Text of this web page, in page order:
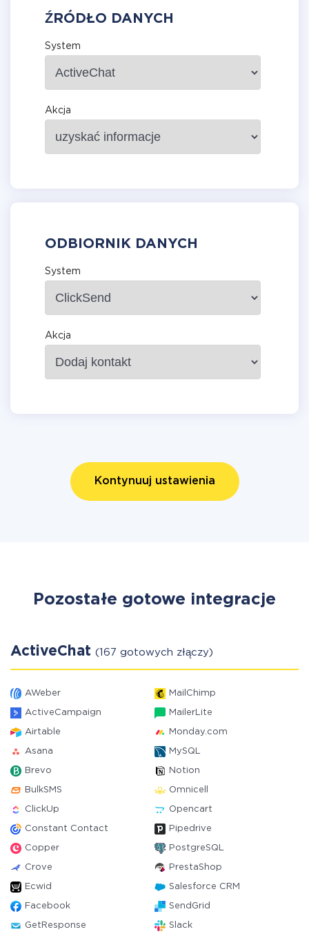
ŹRÓDŁO DANYCH
System
Akcja
ODBIORNIK DANYCH
System
Akcja
Kontynuuj ustawienia
Pozostałe gotowe integracje
ActiveChat (167 gotowych złączy)
AWeber MailChimp
ActiveCampaign MailerLite
Airtable Monday.com
Asana MySQL
Brevo Notion
BulkSMS Omnicell
ClickUp Opencart
Constant Contact Pipedrive
Copper PostgreSQL
Crove PrestaShop
Ecwid Salesforce CRM
Facebook SendGrid
GetResponse Slack